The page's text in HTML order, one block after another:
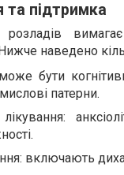
та підтримка
розладів
наведено
бути
патерни.
включають